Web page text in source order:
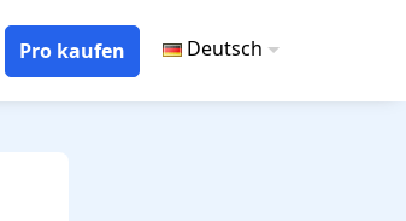
Pro kaufen Deutsch